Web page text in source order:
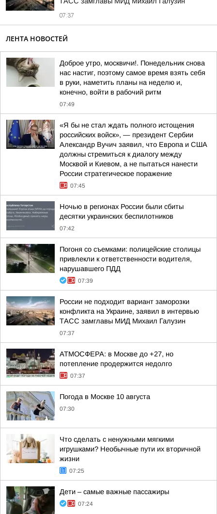
07:37
ЛЕНТА НОВОСТЕЙ
Доброе утро, москвичи!. Понедельник снова
нас настиг, поэтому самое время взять себя
в руки, наметить планы на неделю и,
конечно, войти в рабочий ритм
07:49
«Я бы не стал ждать полного истощения
российских войск», — президент Сербии
Александр Вучич заявил, что Европа и США
должны стремиться к диалогу между
Москвой и Киевом, а не пытаться нанести
России стратегическое поражение
07:45
Ночью в регионах России были сбиты
десятки украинских беспилотников
07:42
Погоня со съемками: полицейские столицы
привлекли к ответственности водителя,
нарушавшего ПДД
07:39
России не подходит вариант заморозки
конфликта на Украине, заявил в интервью
ТАСС замглавы МИД Михаил Галузин
07:37
АТМОСФЕРА: в Москве до +27, но
потепление продержится недолго
07:37
Погода в Москве 10 августа
07:30
Что сделать с ненужными мягкими
игрушками? Необычные пути их вторичной
жизни
07:25
Дети – самые важные пассажиры
07:24